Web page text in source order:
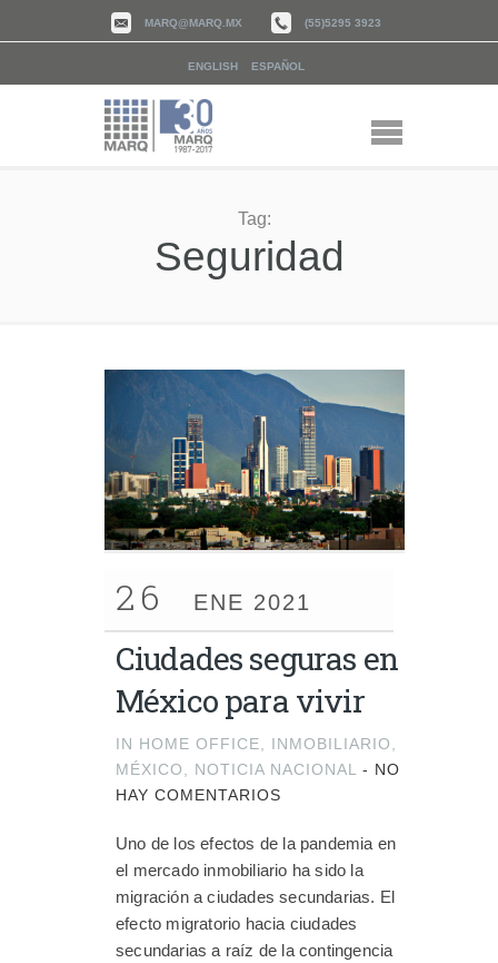
MARQ@MARQ.MX (55)5295 3923
ENGLISH ESPAÑOL
Tag:
Seguridad
26 ENE 2021
Ciudades seguras en
México para vivir
IN HOME OFFICE INMOBILIARIO
MÉXICO
NOTICIA NACIONAL - NO
HAY COMENTARIOS
Uno de los efectos de la pandemia en
el mercado inmobiliario ha sido la
migración a ciudades secundarias. El
efecto migratorio hacia ciudades
secundarias a raíz de la contingencia